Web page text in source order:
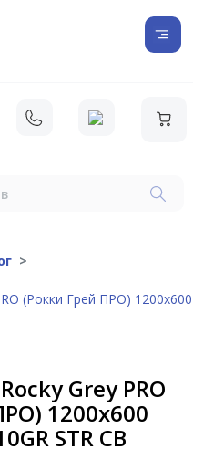
(Рокки Грей ПРО) 1200х600
Grey PRO
1200х600
STR CB